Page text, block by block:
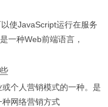
能干什么用，它的用处可
flask等），网络爬虫
，pandas，matplotlib
使JavaScript运行在服务
一种Web前端语言，
因： JavaScript满足
，用户较多且门槛较
的性能；Node.js运行时
个人营销模式的一种。是
网络营销方式